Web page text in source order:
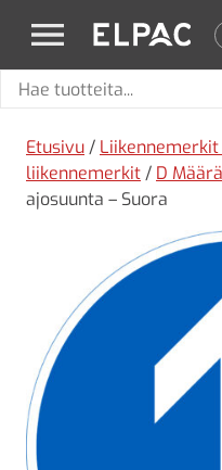
elpac.fi
Hae
Etusivu /
liikennemerkit / D
ajosuunta – Suora